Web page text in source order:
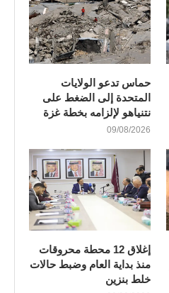
حماس تدعو الولايات
المتحدة إلى الضغط على
نتنياهو لإلزامه بخطة غزة
09/08/2026
إغلاق 12 محطة محروقات
منذ بداية العام وضبط حالات
خلط بنزين